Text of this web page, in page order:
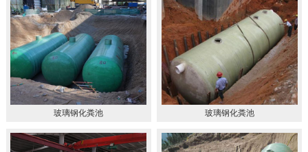
玻璃钢化粪池 玻璃钢化粪池